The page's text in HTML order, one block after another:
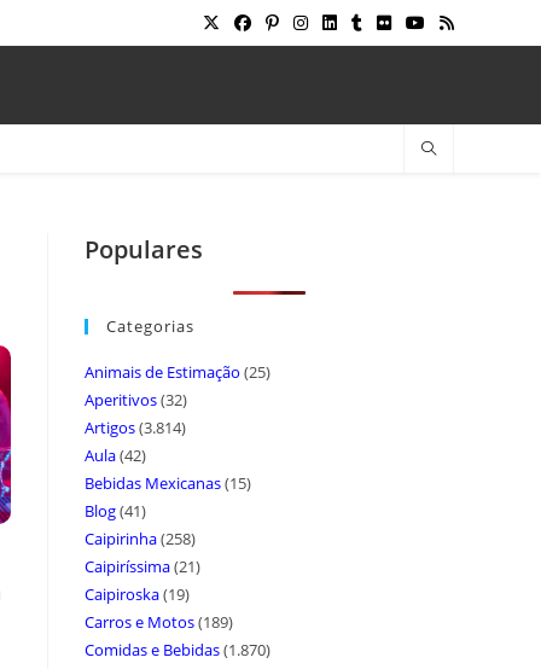
Populares
Categorias
Animais de Estimação (25)
Aperitivos(32)
Artigos(3.814)
Aula(42)
Bebidas Mexicanas(15)
Blog(41)
Caipirinha(258)
Caipiríssima(21)
Caipiroska(19)
Carros e Motos(189)
Comidas e Bebidas(1.870)